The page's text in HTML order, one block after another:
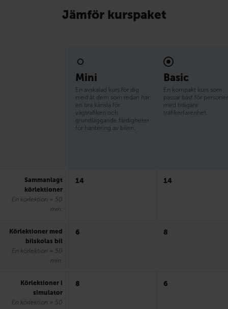
Jämför kurspaket
Mini
En avskalad kurs för dig
med åt dem som redan har
en bra känsla för
vägtrafiken och
grundläggande färdigheter
för hantering av bilen.
Basic
En kompakt kurs som
passar bäst för personer
med tidigare
trafikerfarenhet.
Sammanlagt
körlektioner
En körlektion = 50
min.
14 14
Körlektioner med
bilskolas bil
En körlektion = 50
min.
6 8
Körlektioner i
simulator
En körlektion = 50
8 6